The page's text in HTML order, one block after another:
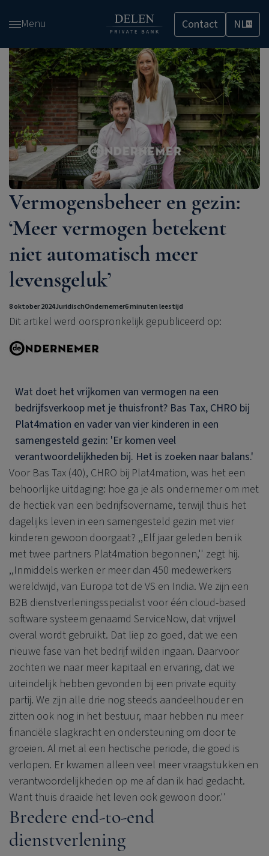
en
de
inhoud
gaan
Menu Contact NLNL
Vermogensbeheer en gezin:
‘Meer vermogen betekent
niet automatisch meer
levensgeluk’
8 oktober 2024JuridischOndernemer6 minuten leestijd
Dit artikel werd oorspronkelijk gepubliceerd op:
Wat doet het vrijkomen van vermogen na een
bedrijfsverkoop met je thuisfront? Bas Tax, CHRO bij
Plat4mation en vader van vier kinderen in een
samengesteld gezin: 'Er komen veel
verantwoordelijkheden bij. Het is zoeken naar balans.'
Voor Bas Tax (40), CHRO bij Plat4mation, was het een
behoorlijke uitdaging: hoe ga je als ondernemer om met
de hectiek van een bedrijfsovername, terwijl thuis het
dagelijks leven in een samengesteld gezin met vier
kinderen gewoon doorgaat? ,,Elf jaar geleden ben ik
met twee partners Plat4mation begonnen,'' zegt hij.
,,Inmiddels werken er meer dan 450 medewerkers
wereldwijd, van Europa tot de VS en India. We zijn een
B2B dienstverleningsspecialist voor één cloud-based
software systeem genaamd ServiceNow, dat vrijwel
overal wordt gebruikt. Dat liep zo goed, dat we een
nieuwe fase van het bedrijf wilden ingaan. Daarvoor
zochten we naar meer kapitaal en ervaring, dat we
uiteindelijk hebben gevonden bij een private equity
partij. We zijn alle drie nog steeds aandeelhouder en
zitten ook nog in het bestuur, maar hebben nu meer
financiële slagkracht en ondersteuning om door te
groeien. Al met al een hectische periode, die goed is
verlopen. Er kwamen alleen veel meer vraagstukken en
verantwoordelijkheden op me af dan ik had gedacht.
Want thuis draaide het leven ook gewoon door.''
Bredere end-to-end
dienstverlening